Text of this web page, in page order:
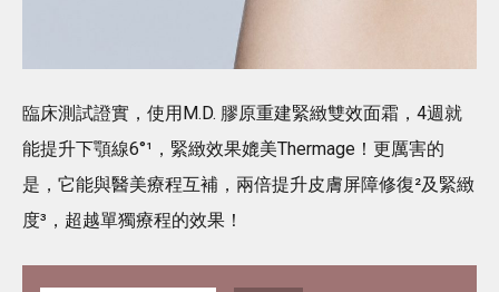
臨床測試證實，使用M.D. 膠原重建緊緻雙效面霜，4週就
能提升下顎線6°¹，緊緻效果媲美Thermage！更厲害的
是，它能與醫美療程互補，兩倍提升皮膚屏障修復²及緊緻
度³，超越單獨療程的效果！